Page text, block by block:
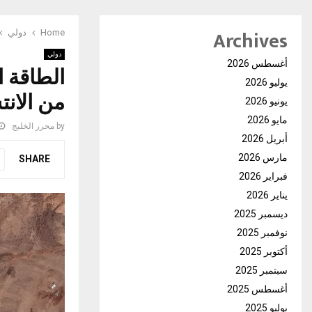
Home دولي
دولي
من
by محرر الخليج
SHARE
Archives
أغسطس 2026
يوليو 2026
يونيو 2026
مايو 2026
أبريل 2026
مارس 2026
فبراير 2026
يناير 2026
ديسمبر 2025
نوفمبر 2025
أكتوبر 2025
سبتمبر 2025
أغسطس 2025
يوليو 2025